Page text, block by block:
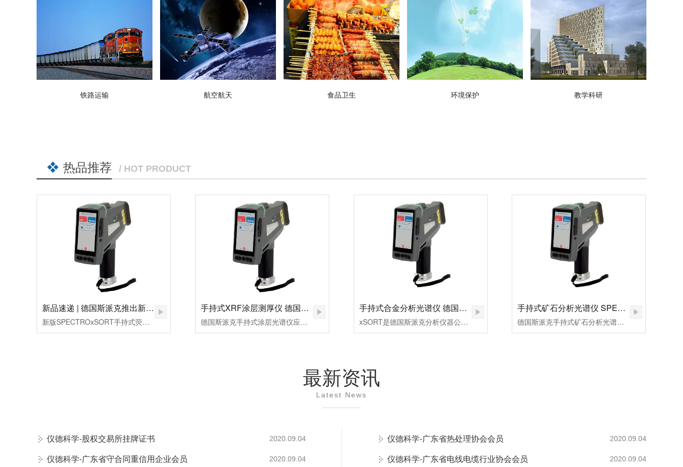
铁路运输 航空航天 食品卫生 环境保护 教学科研
热品推荐 / HOT PRODUCT
新品速递 | 德国斯派克推出新一代 SPECTRO xSORT XHH04
新版SPECTROxSORT手持式荧光（ED-XRF）光谱仪是德国斯派克分析仪器公司结合自身对行业应用的透彻领悟和现场金属测量领域的丰富经验，厚积薄发打造的一款创新型便携式荧光光谱分析仪。集一系列实用功能和创新设计为一身，在大幅提高用户的分析速度、保证易用性和操作便利性的同时，保持了德国制造的优异分析性能。
手持式XRF涂层测厚仪 德国斯派克
德国斯派克手持式涂层光谱仪应用于包括Cr+纯化，耐指纹，磷化膜等化学处理膜层厚度测度；模具钢、钨钢等材料表面钒(V)镀层、铬(Cr)镀层或钛(Ti)镀层等金属镀层膜厚测试。
手持式合金分析光谱仪 德国斯派克 SPECTRO xSORT
xSORT是德国斯派克分析仪器公司新开发的具有超高速元素分析能力的手持式X荧光光谱仪，可满足多种金属基体材料以及土壤，塑胶，矿石等多种复杂材料的光谱化学成分分析需要。以其无与伦比的分析速度，媲美实验室级的分析精度和便于操作的特点为同类型手持式光谱分析仪设立了新的标准。在大多数应用场合，如金属牌号鉴别......
手持式矿石分析光谱仪 SPECTRO xSORT 德国斯派克
德国斯派克手持式矿石分析光谱仪SPECTROxSORT可广泛应用于普查、详查的各过程，追踪矿化异常，扩展勘查范围。可大大减少送回实验室样品检测的数量，从而节约运输和分析费用。
最新资讯
Latest News
仪德科学-股权交易所挂牌证书 2020.09.04
仪德科学-广东省守合同重信用企业会员 2020.09.04
仪德科学-广东省热处理协会会员 2020.09.04
仪德科学-广东省电线电缆行业协会会员 2020.09.04